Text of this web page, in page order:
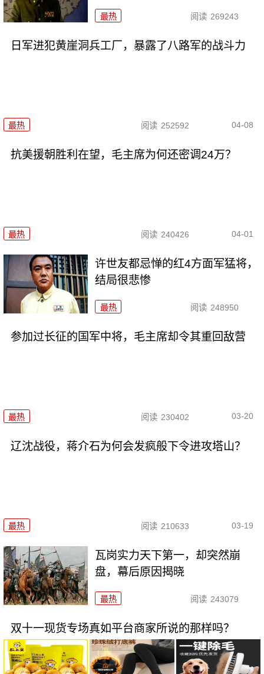
最热 阅读 269243
日军进犯黄崖洞兵工厂，暴露了八路军的战斗力
最热 阅读 252592 04-08
抗美援朝胜利在望，毛主席为何还密调24万？
最热 阅读 240426 04-01
许世友都忌惮的红4方面军猛将，
结局很悲惨
最热 阅读 248950
参加过长征的国军中将，毛主席却令其重回敌营
最热 阅读 230402 03-20
辽沈战役，蒋介石为何会发疯般下令进攻塔山？
最热 阅读 210633 03-19
瓦岗实力天下第一，却突然崩
盘，幕后原因揭晓
最热 阅读 243079
双十一现货专场真如平台商家所说的那样吗？